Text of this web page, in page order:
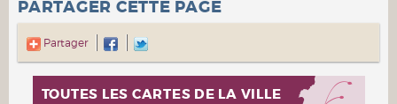
PARTAGER CETTE PAGE
Partager
TOUTES LES CARTES DE LA VILLE